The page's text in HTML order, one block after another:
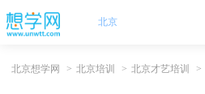
北京
北京想学网 > 北京培训 > 北京才艺培训 >